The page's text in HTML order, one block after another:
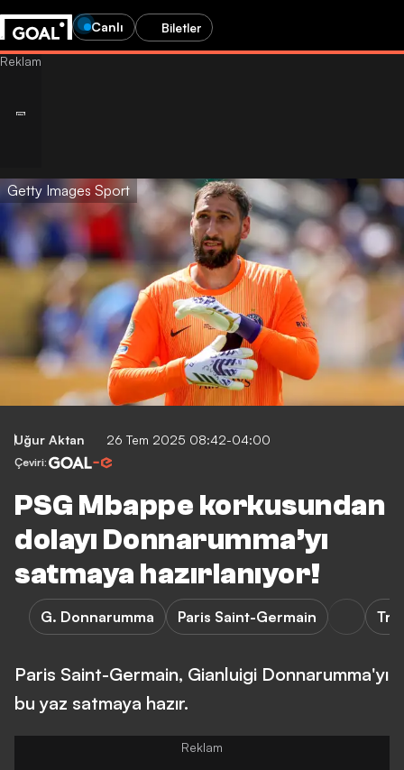
Canlı Biletler
Getty Images Sport
Uğur Aktan 26 Tem 2025 08:42-04:00
Çeviri:
PSG Mbappe korkusundan
dolayı Donnarumma’yı
satmaya hazırlanıyor!
G. Donnarumma Paris Saint-Germain
Paris Saint-Germain, Gianluigi Donnarumma'yı
bu yaz satmaya hazır.